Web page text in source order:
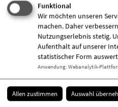
AWO-Kontakt- und
Teilhabezentrum
Am Markt 8
16909 Wittstock (Dosse)
03394 444213
03394 499550
[E-Mail anzeigen]
www.awo-opr.de
Funktional
Wir möchten unseren
machen. Daher
Nutzungserlebnis stetig.
Aufenthalt auf unserer
statistischer Form
Anwendung: Webanalytik-
Allen zustimmen Auswahl